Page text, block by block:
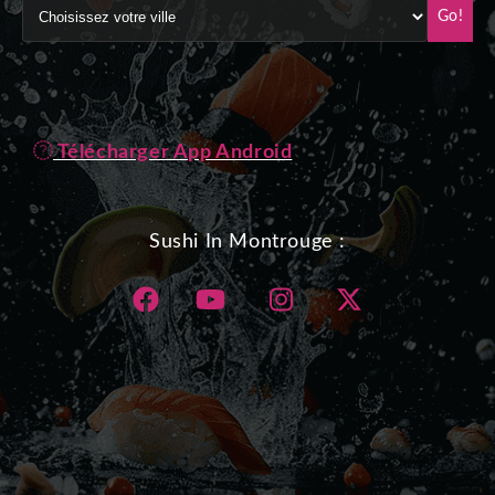
Go!
Télécharger App Android
Sushi In Montrouge :